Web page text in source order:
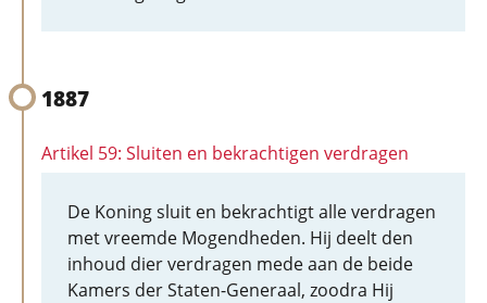
1887
Artikel 59: Sluiten en bekrachtigen verdragen
De Koning sluit en bekrachtigt alle verdragen
met vreemde Mogendheden. Hij deelt den
inhoud dier verdragen mede aan de beide
Kamers der Staten-Generaal, zoodra Hij